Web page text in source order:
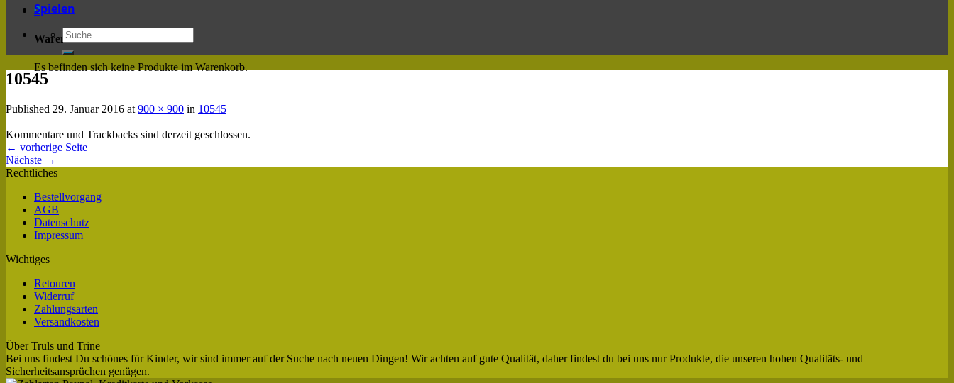
0
Warenkorb
Es befinden sich keine Produkte im Warenkorb.
Spielen
10545
Published 29. Januar 2016 at 900 × 900 in 10545
Kommentare und Trackbacks sind derzeit geschlossen.
← vorherige Seite
Nächste →
Rechtliches
Bestellvorgang
AGB
Datenschutz
Impressum
Wichtiges
Retouren
Widerruf
Zahlungsarten
Versandkosten
Über Truls und Trine
Bei uns findest Du schönes für Kinder, wir sind immer auf der Suche nach neuen Dingen! Wir achten auf gute Qualität, daher findest du bei uns nur Produkte, die unseren hohen Qualitäts- und
Sicherheitsansprüchen genügen.